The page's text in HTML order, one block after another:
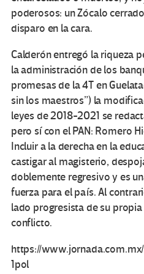
poderosos: un Zócalo
disparo en la cara.
Calderón entregó la riqueza
la administración de los
promesas de la 4T en
sin los maestros”) la
leyes de 2018-2021 se
pero sí con el PAN: Romero
Incluir a la derecha en la
castigar al magisterio,
doblemente regresivo y es
fuerza para el país. Al
lado progresista de su
conflicto.
https://
1pol